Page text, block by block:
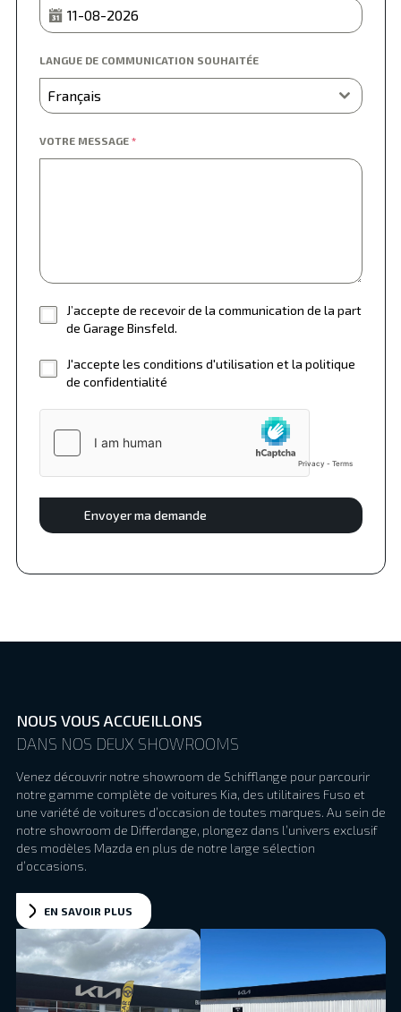
LANGUE DE COMMUNICATION SOUHAITÉE
Français
VOTRE MESSAGE *
J’accepte de recevoir de la communication de la part
de Garage Binsfeld.
J'accepte les conditions d'utilisation et la politique
de confidentialité
Envoyer ma demande
NOUS VOUS ACCUEILLONS
DANS NOS DEUX SHOWROOMS
Venez découvrir notre showroom de Schifflange pour parcourir
notre gamme complète de voitures Kia, des utilitaires Fuso et
une variété de voitures d’occasion de toutes marques. Au sein de
notre showroom de Differdange, plongez dans l’univers exclusif
des modèles Mazda en plus de notre large sélection
d’occasions.
EN SAVOIR PLUS